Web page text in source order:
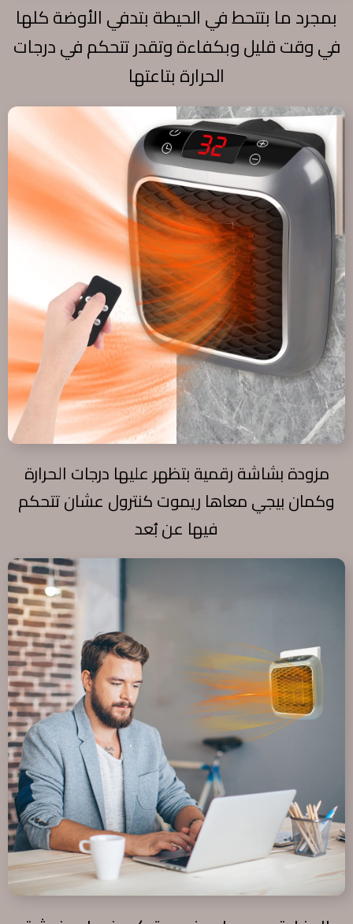
بمجرد ما بتتحط في الحيطة بتدفي الأوضة كلها
في وقت قليل وبكفاءة وتقدر تتحكم في درجات
الحرارة بتاعتها
مزودة بشاشة رقمية بتظهر عليها درجات الحرارة
وكمان بيجي معاها ريموت كنترول عشان تتحكم
فيها عن بُعد